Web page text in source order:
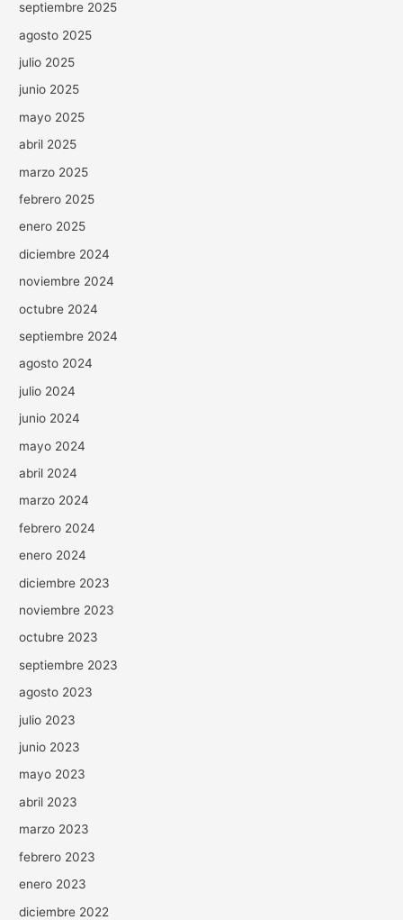
septiembre 2025
agosto 2025
julio 2025
junio 2025
mayo 2025
abril 2025
marzo 2025
febrero 2025
enero 2025
diciembre 2024
noviembre 2024
octubre 2024
septiembre 2024
agosto 2024
julio 2024
junio 2024
mayo 2024
abril 2024
marzo 2024
febrero 2024
enero 2024
diciembre 2023
noviembre 2023
octubre 2023
septiembre 2023
agosto 2023
julio 2023
junio 2023
mayo 2023
abril 2023
marzo 2023
febrero 2023
enero 2023
diciembre 2022